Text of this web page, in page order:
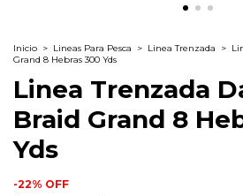
Inicio > Lineas Para Pesca > Linea Trenzada >
Grand 8 Hebras 300 Yds
Linea Trenzada
Braid Grand 8
Yds
-22% OFF